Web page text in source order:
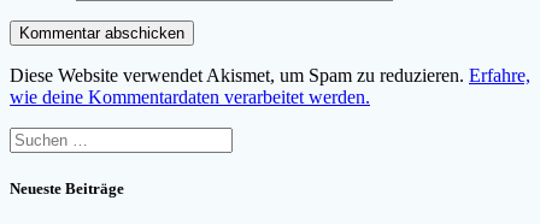
Diese Website verwendet Akismet, um Spam zu reduzieren. Erfahre,
wie deine Kommentardaten verarbeitet werden.
Suchen
nach:
Neueste Beiträge